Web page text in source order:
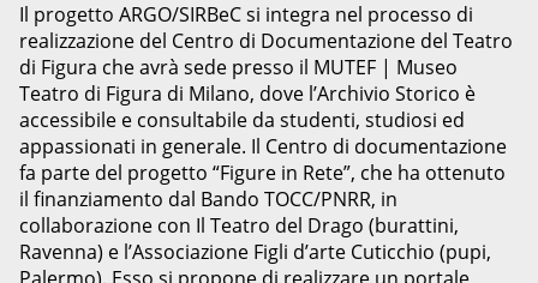
Il progetto ARGO/SIRBeC si integra nel processo di
realizzazione del Centro di Documentazione del Teatro
di Figura che avrà sede presso il MUTEF | Museo
Teatro di Figura di Milano, dove l’Archivio Storico è
accessibile e consultabile da studenti, studiosi ed
appassionati in generale. Il Centro di documentazione
fa parte del progetto “Figure in Rete”, che ha ottenuto
il finanziamento dal Bando TOCC/PNRR, in
collaborazione con Il Teatro del Drago (burattini,
Ravenna) e l’Associazione Figli d’arte Cuticchio (pupi,